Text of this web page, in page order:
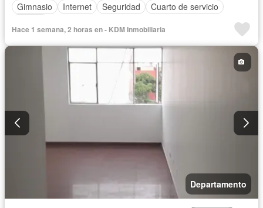
Gimnasio
Internet Seguridad
Cuarto de servicio
Hace 1 semana, 2 horas en - KDM Inmobiliaria
Departamento